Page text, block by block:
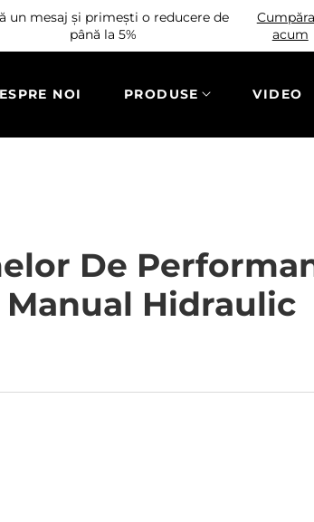
un mesaj și primești o reducere de
până la 5%
acum
NOI PRODUSE VIDEO
De
Manual Hidraulic